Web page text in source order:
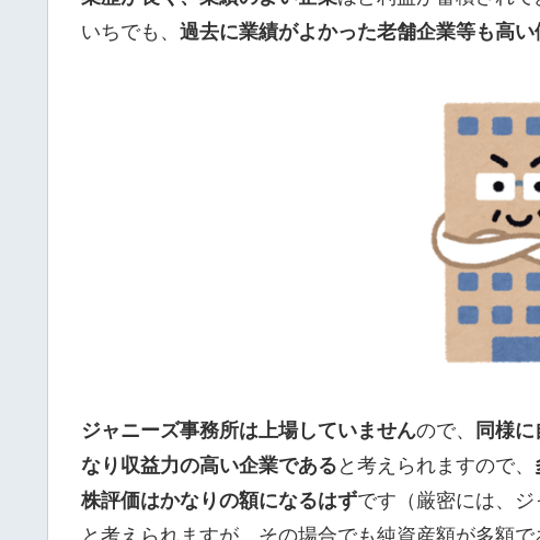
いちでも、 過去に業績がよかった老舗企業等も高い
ジャニーズ事務所は上場していませんので、 同様
なり収益力の高い企業である と考えられますので、
株評価はかなりの額になるはずです（厳密には、
と考えられますが、その場合でも純資産額が多額で